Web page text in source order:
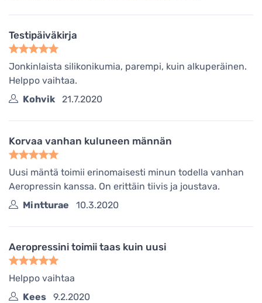
Testipäiväkirja
Jonkinlaista silikonikumia, parempi, kuin alkuperäinen.
Helppo vaihtaa.
Kohvik
21.7.2020
Korvaa vanhan kuluneen männän
Uusi mäntä toimii erinomaisesti minun todella vanhan
Aeropressin kanssa. On erittäin tiivis ja joustava.
Mintturae
10.3.2020
Aeropressini toimii taas kuin uusi
Helppo vaihtaa
Kees
9.2.2020